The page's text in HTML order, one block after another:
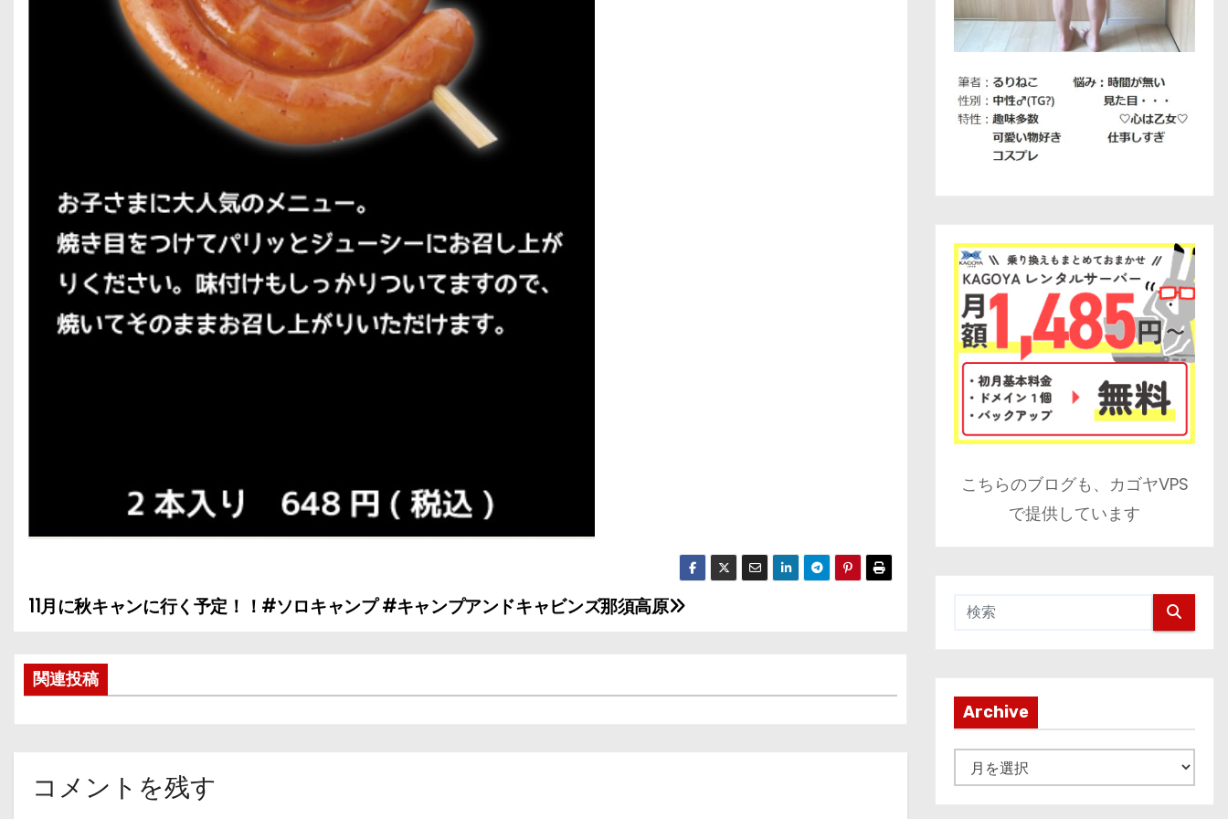
投
ナ
ー
11月に秋キャンに行く予定！！#ソロキャンプ #キャンプアンドキャビンズ那須高原
関連投稿
コメントを残す
こちらのブログも、カゴヤVPS
で提供しています
Archive
r